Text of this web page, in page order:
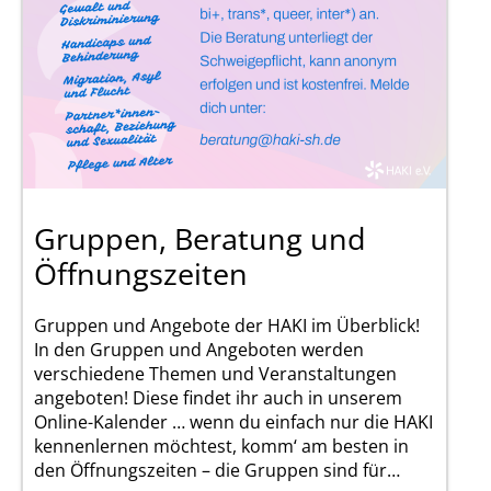
Gruppen, Beratung und
Öffnungszeiten
Gruppen und Angebote der HAKI im Überblick!
In den Gruppen und Angeboten werden
verschiedene Themen und Veranstaltungen
angeboten! Diese findet ihr auch in unserem
Online-Kalender … wenn du einfach nur die HAKI
kennenlernen möchtest, komm‘ am besten in
den Öffnungszeiten – die Gruppen sind für…